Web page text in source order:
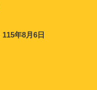
115年8月6日